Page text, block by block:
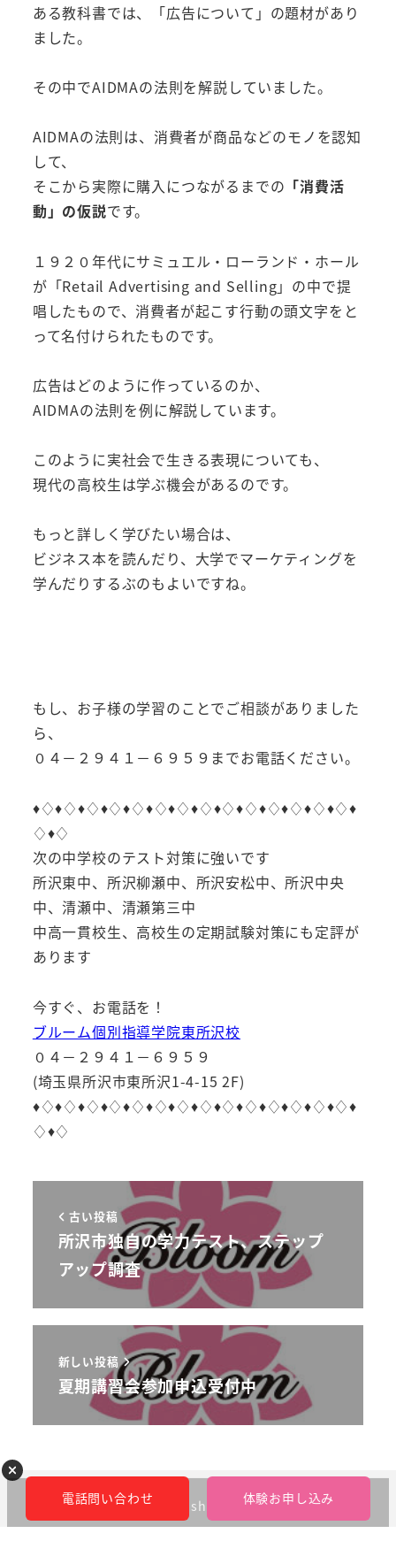
ある教科書では、「広告について」の題材があり
ました。
その中でAIDMAの法則を解説していました。
AIDMAの法則は、消費者が商品などのモノを認知
して、
そこから実際に購入につながるまでの 「消費活
動」の仮説です。
１９２０年代にサミュエル・ローランド・ホール
が「Retail Advertising and Selling」の中で提
唱したもので、消費者が起こす行動の頭文字をと
って名付けられたものです。
広告はどのように作っているのか、
AIDMAの法則を例に解説しています。
このように実社会で生きる表現についても、
現代の高校生は学ぶ機会があるのです。
もっと詳しく学びたい場合は、
ビジネス本を読んだり、大学でマーケティングを
学んだりするぶのもよいですね。
もし、お子様の学習のことでご相談がありました
ら、
０４－２９４１－６９５９までお電話ください。
♦︎♢♦︎♢♦︎♢♦︎♢♦︎♢♦︎♢♦︎♢♦︎♢♦︎♢♦︎♢♦︎♢♦︎♢♦︎♢♦︎♢♦︎
♢♦︎♢
次の中学校のテスト対策に強いです
所沢東中、所沢柳瀬中、所沢安松中、所沢中央
中、清瀬中、清瀬第三中
中高一貫校生、高校生の定期試験対策にも定評が
あります
今すぐ、お電話を！
ブルーム個別指導学院東所沢校
０４－２９４１－６９５９
(埼玉県所沢市東所沢1-4-15 2F)
♦︎♢♦︎♢♦︎♢♦︎♢♦︎♢♦︎♢♦︎♢♦︎♢♦︎♢♦︎♢♦︎♢♦︎♢♦︎♢♦︎♢♦︎
♢♦︎♢
古い投稿
所沢市独自の学力テスト、ステップ
アップ調査
新しい投稿
夏期講習会参加申込受付中
©︎bloom-kobetsushidougakuin 2023
電話問い合わせ 体験お申し込み